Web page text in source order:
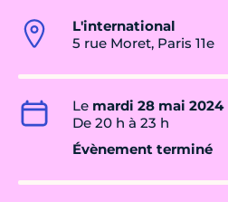
L'international
5 rue Moret, Paris 11e
Le mardi 28 mai 2024
De 20 h à 23 h
Évènement terminé